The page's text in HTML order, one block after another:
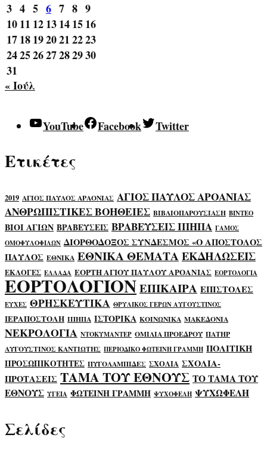
3 4 5 6 7 8 9
1011 1213141516
17181920212223
24252627282930
31
« Ιούλ
YouTube Facebook Twitter
Ετικέτες
2019 ΑΓΙΟΣ ΠΑΥΛΟΣ ΑΡΑΟΝΙΑΣ ΑΓΙΟΣ ΠΑΥΛΟΣ ΑΡΟΑΝΙΑΣ
ΑΝΘΡΩΠΙΣΤΙΚΕΣ ΒΟΗΘΕΙΕΣ ΒΙΒΛΙΟΠΑΡΟΥΣΙΑΣΗ ΒΙΝΤΕΟ
ΒΙΟΙ ΑΓΙΩΝ ΒΡΑΒΕΥΣΕΙΣ ΒΡΑΒΕΥΣΕΙΣ ΙΠΗΠΑ ΓΑΜΟΣ
ΟΜΟΦΥΛΟΦΙΛΩΝ ΔΙΟΡΘΟΔΟΞΟΣ ΣΥΝΔΕΣΜΟΣ «Ο ΑΠΟΣΤΟΛΟΣ
ΠΑΥΛΟΣ ΕΘΝΙΚΑ ΕΘΝΙΚΑ ΘΕΜΑΤΑΕΚΔΗΛΩΣΕΙΣ
ΕΚΛΟΓΕΣ ΕΛΛΑΔΑ ΕΟΡΤΗ ΑΓΙΟΥ ΠΑΥΛΟΥ ΑΡΟΑΝΙΑΣ ΕΟΡΤΟΛΟΓΙΑ
ΕΟΡΤΟΛΟΓΙΟΝΕΠΙΚΑΙΡΑ ΕΠΙΣΤΟΛΕΣ
ΕΥΧΕΣ ΘΡΗΣΚΕΥΤΙΚΑ ΘΡΥΛΙΚΟΣ ΓΕΡΩΝ ΑΥΓΟΥΣΤΙΝΟΣ
ΙΕΡΑΠΟΣΤΟΛΗ ΙΠΗΠΑ ΙΣΤΟΡΙΚΑ ΚΟΙΝΩΝΙΚΑ ΜΑΚΕΔΟΝΙΑ
ΝΕΚΡΟΛΟΓΙΑ ΝΤΟΚΥΜΑΝΤΕΡ ΟΜΙΛΙΑ ΠΡΟΕΔΡΟΥ ΠΑΤΗΡ
ΑΥΓΟΥΣΤΙΝΟΣ ΚΑΝΤΙΩΤΗΣ ΠΕΡΙΟΔΙΚΟ ΦΩΤΕΙΝΗ ΓΡΑΜΜΗ ΠΟΛΙΤΙΚΗ
ΠΡΟΣΩΠΙΚΟΤΗΤΕΣ ΠΥΓΟΛΑΜΠΙΔΕΣ ΣΧΟΛΙΑ ΣΧΟΛΙΑ-
ΠΡΟΤΑΣΕΙΣ ΤΑΜΑ ΤΟΥ ΕΘΝΟΥΣ ΤΟ ΤΑΜΑ ΤΟΥ
ΕΘΝΟΥΣ ΥΓΕΙΑ ΦΩΤΕΙΝΗ ΓΡΑΜΜΗ ΨΥΧΟΦΕΛΗ ΨΥΧΩΦΕΛΗ
Σελίδες